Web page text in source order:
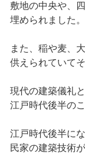
敷地の中央や、
埋められました。
また、稲や麦、
供えられていてそ
現代の建築儀礼
江戸時代後半のこ
江戸時代後半にな
民家の建築技術が